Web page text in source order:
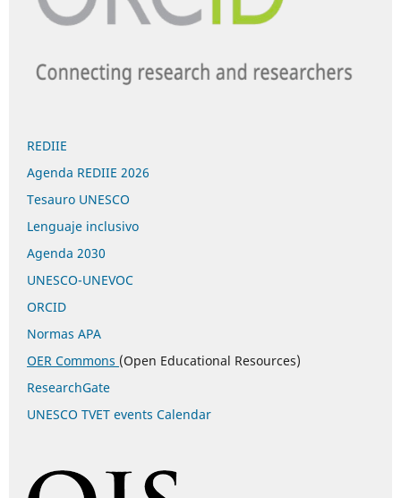
REDIIE
Agenda REDIIE 2026
Tesauro UNESCO
Lenguaje inclusivo
Agenda 2030
UNESCO-UNEVOC
ORCID
Normas APA
OER Commons (Open Educational Resources)
ResearchGate
UNESCO TVET events Calendar